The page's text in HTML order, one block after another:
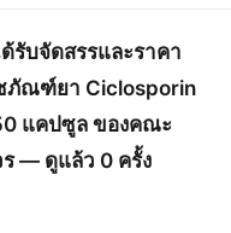
รับจัดสรรและราคา
ภัณฑ์ยา Ciclosporin
แคปซูล ของคณะ
— ดูแล้ว 0 ครั้ง